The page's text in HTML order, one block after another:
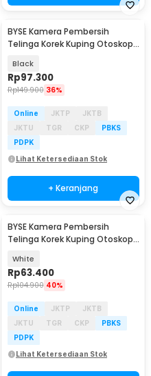
BYSE Kamera Pembersih
Telinga Korek Kuping Otoskop
Black
Rp97.300
Rp149.900 36%
Online JKTP
JKTB
JKTU
TGR CKP
PBKS
PDPK
Lihat Ketersediaan Stok
+ Keranjang
BYSE Kamera Pembersih
Telinga Korek Kuping Otoskop
White
Rp63.400
Rp104.900 40%
Online JKTP
JKTB
JKTU
TGR CKP
PBKS
PDPK
Lihat Ketersediaan Stok